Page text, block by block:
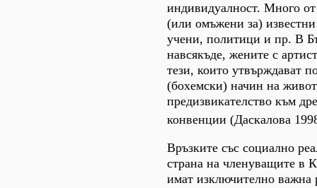
индивидуалност. Много от
(или омъжени за)
учени, политици и пр. В
навсякъде, жените с
тези, които утвърждават
(бохемски) начин на
предизвикателство към
конвенции (Даскалова
Връзките със социално
страна на членуващите в
имат изключително важна